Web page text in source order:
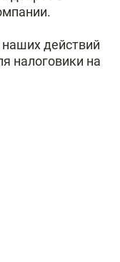
действий
налоговики на